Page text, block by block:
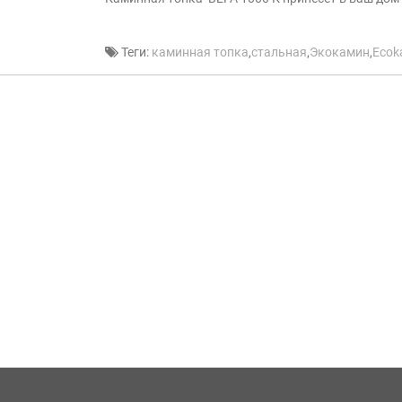
Теги: каминная топка,стальная,Экокамин,